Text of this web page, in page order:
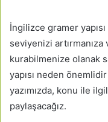
İngilizce gramer
seviyenizi
kurabilmenize olanak
yapısı neden
yazımızda, konu ile
paylaşacağız.